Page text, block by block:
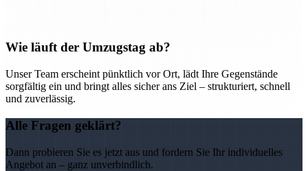
Wie läuft der Umzugstag ab?
Unser Team erscheint pünktlich vor Ort, lädt Ihre Gegenstände
sorgfältig ein und bringt alles sicher ans Ziel – strukturiert, schnell
und zuverlässig.
Alle Fragen geklärt?
Dann probieren Sie es jetzt aus und fordern Sie Ihr individuelles
Angebot an – ganz unverbindlich.